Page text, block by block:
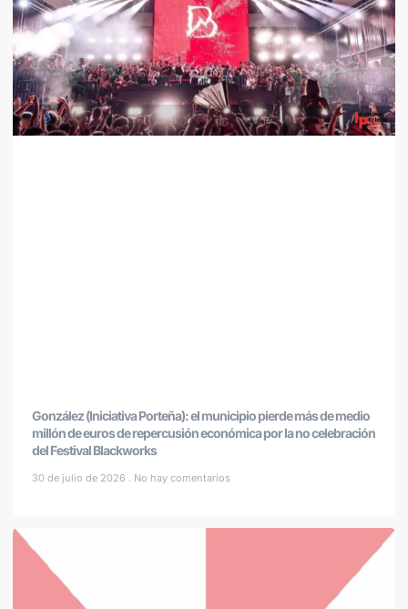
González (Iniciativa Porteña): el municipio pierde más de medio
millón de euros de repercusión económica por la no celebración
del Festival Blackworks
30 de julio de 2026 No hay comentarios